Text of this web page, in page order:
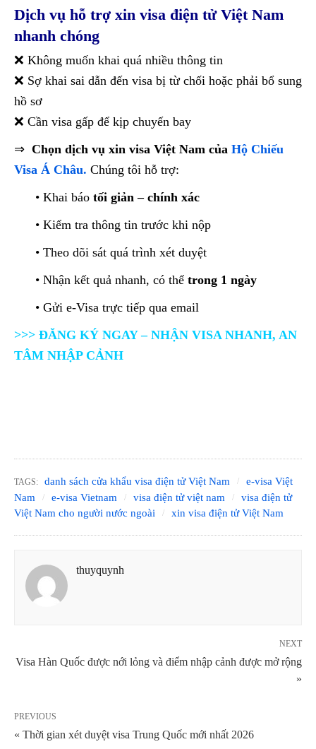
Dịch vụ hỗ trợ xin visa điện tử Việt Nam
nhanh chóng
❌ Không muốn khai quá nhiều thông tin
❌ Sợ khai sai dẫn đến visa bị từ chối hoặc phải bổ sung
hồ sơ
❌ Cần visa gấp để kịp chuyến bay
⇒ Chọn dịch vụ xin visa Việt Nam của Hộ Chiếu
Visa Á Châu. Chúng tôi hỗ trợ:
• Khai báo tối giản – chính xác
• Kiểm tra thông tin trước khi nộp
• Theo dõi sát quá trình xét duyệt
• Nhận kết quả nhanh, có thể trong 1 ngày
• Gửi e-Visa trực tiếp qua email
>>> ĐĂNG KÝ NGAY – NHẬN VISA NHANH, AN
TÂM NHẬP CẢNH
TAGS: danh sách cửa khẩu visa điện tử Việt Nam
e-visa Việt
Nam
e-visa Vietnam visa điện tử việt nam
visa điện tử
Việt Nam cho người nước ngoài
xin visa điện tử Việt Nam
thuyquynh
NEXT
Visa Hàn Quốc được nới lỏng và điểm nhập cảnh được mở rộng
»
PREVIOUS
« Thời gian xét duyệt visa Trung Quốc mới nhất 2026